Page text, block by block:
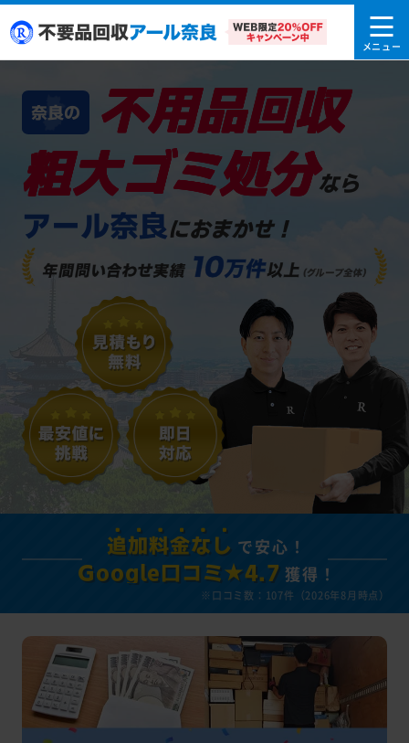
奈良の
不用品回収
粗大ゴミ処分なら
アール奈良 におまかせ！
追加料金なし で安心！
Google口コミ★4.7 獲得！
※口コミ数：107件（2026年8月時点）